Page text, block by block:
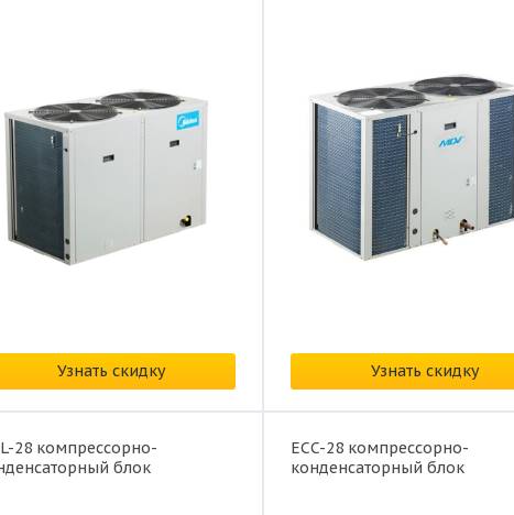
Узнать скидку Узнать скидку
28 компрессорно-
блок
ECC-28 компрессорно-
конденсаторный блок